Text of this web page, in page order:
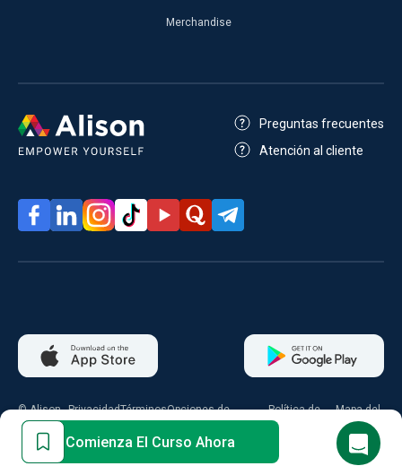
Comienza El Curso Ahora
Merchandise
Preguntas frecuentes
Atención al cliente
© Alison
2026
PrivacidadTérminosOpciones de
Política de
Mapa del
sitio